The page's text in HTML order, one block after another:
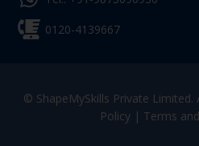
0120-4139667
© ShapeMySkills Private Limited.
Policy| Terms